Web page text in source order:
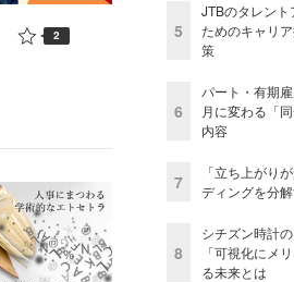
2 5
JTBのタレン
ためのキャリ
策
6
パート・有期
月に変わる「
内容
7
「立ち上がり
ディングを分
8
シチズン時計
「可視化にメ
る未来とは